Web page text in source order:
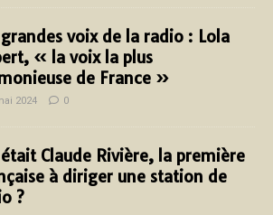
grandes voix de la radio : Lola
« la voix la plus
de France »
2024 0
Claude Rivière, la première
à diriger une station de
?